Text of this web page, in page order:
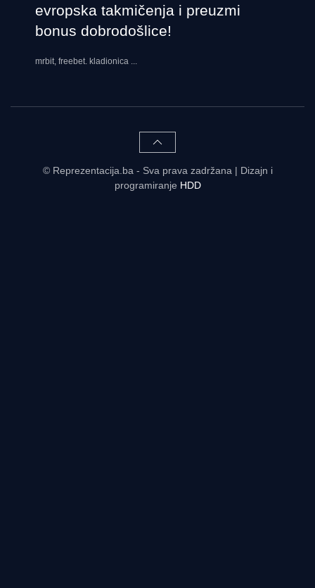
evropska takmičenja i preuzmi
bonus dobrodošlice!
mrbit, freebet. kladionica ...
© Reprezentacija.ba - Sva prava zadržana | Dizajn i
programiranje HDD